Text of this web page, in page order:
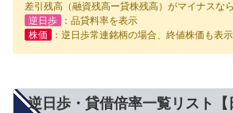
差引残高（融資残高ー貸株残高）がマイナスな
逆日歩
：品貸料率を表示
株価
：逆日歩常連銘柄の場合、終値株価も表示
逆日歩・貸借倍率一覧リスト【